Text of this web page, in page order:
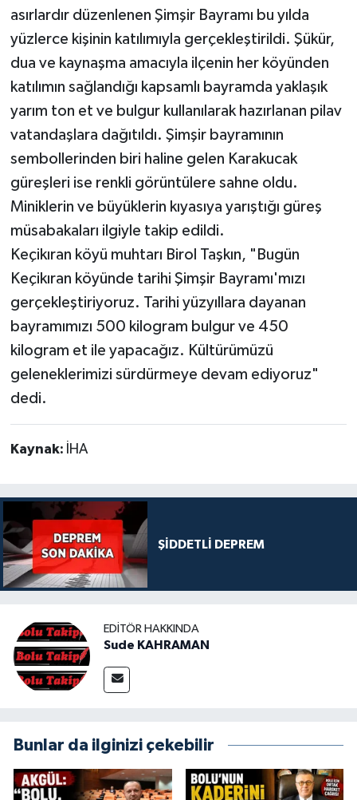
asırlardır düzenlenen Şimşir Bayramı bu yılda
yüzlerce kişinin katılımıyla gerçekleştirildi. Şükür,
dua ve kaynaşma amacıyla ilçenin her köyünden
katılımın sağlandığı kapsamlı bayramda yaklaşık
yarım ton et ve bulgur kullanılarak hazırlanan pilav
vatandaşlara dağıtıldı. Şimşir bayramının
sembollerinden biri haline gelen Karakucak
güreşleri ise renkli görüntülere sahne oldu.
Miniklerin ve büyüklerin kıyasıya yarıştığı güreş
müsabakaları ilgiyle takip edildi.
Keçikıran köyü muhtarı Birol Taşkın, "Bugün
Keçikıran köyünde tarihi Şimşir Bayramı'mızı
gerçekleştiriyoruz. Tarihi yüzyıllara dayanan
bayramımızı 500 kilogram bulgur ve 450
kilogram et ile yapacağız. Kültürümüzü
geleneklerimizi sürdürmeye devam ediyoruz"
dedi.
Kaynak: İHA
ŞİDDETLİ DEPREM
EDITÖR HAKKINDA
Sude KAHRAMAN
Bunlar da ilginizi çekebilir